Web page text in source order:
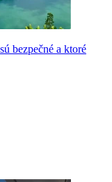
bezpečné a ktoré